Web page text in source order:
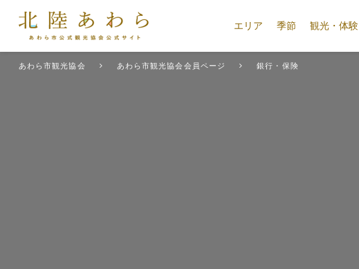
エリア 季節 観光・体験
あわら市観光協会 あわら市観光協会会員ページ 銀行・保険